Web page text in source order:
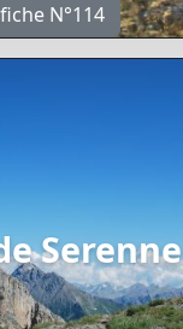
N°114
Serenne